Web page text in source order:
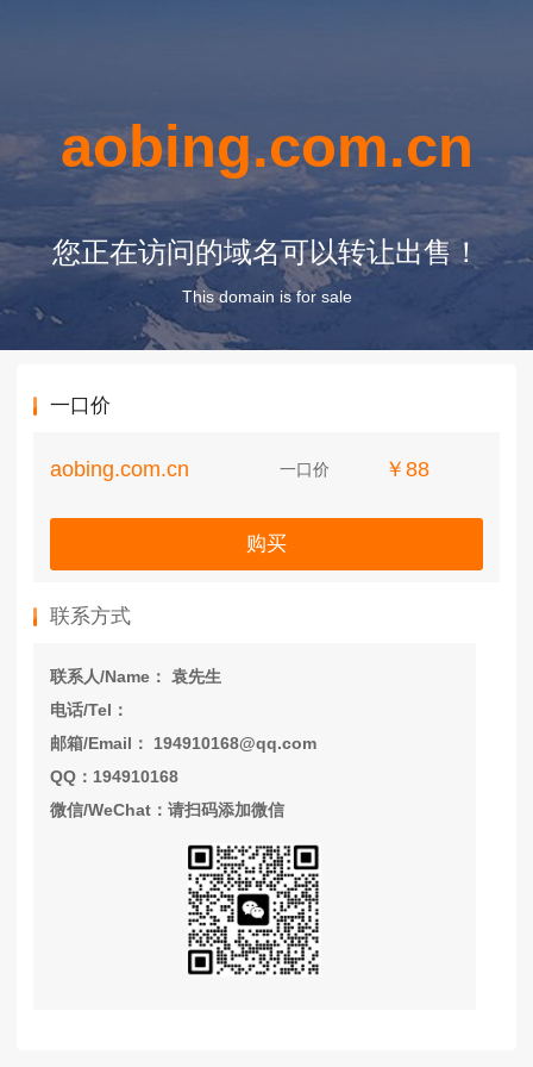
aobing.com.cn
您正在访问的域名可以转让出售！
This domain is for sale
一口价
aobing.com.cn 一口价 ￥88
购买
联系方式
联系人/Name： 袁先生
电话/Tel：
邮箱/Email： 194910168@qq.com
QQ：194910168
微信/WeChat：请扫码添加微信